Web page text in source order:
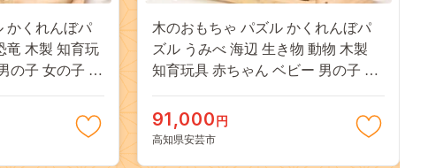
かくれんぼパ
竜 木製 知育玩
の子 女の子 ギ
れ 山のくじら
園 保育園 たま
木のおもちゃ パズル かくれんぼパ
ズル うみべ 海辺 生き物 動物 木製
知育玩具 赤ちゃん ベビー 男の子 女
祝い 誕生日祝い 日本製 手作り 名入
れ可能 山のくじら舎 2歳 幼児 子供
91,000 円
高知県安芸市